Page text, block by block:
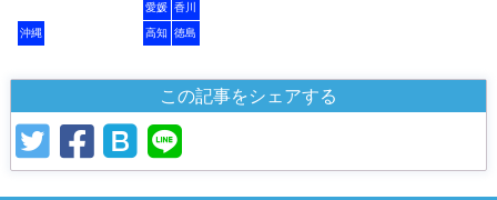
愛媛 香川
沖縄 高知 徳島
この記事をシェアする